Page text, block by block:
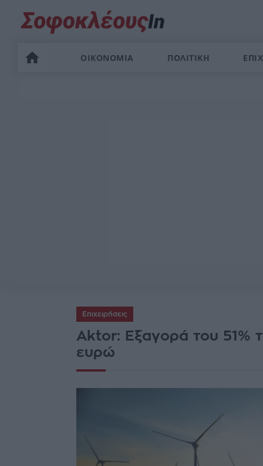
ΟΙΚΟΝΟΜΙΑ ΠΟΛΙΤΙΚΗ
Επιχειρήσεις
Αktor: Εξαγορά του 51%
ευρώ